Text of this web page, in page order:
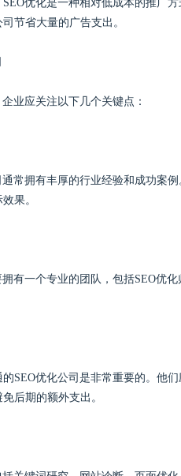
优化是一种相对低成本的推广
节省大量的广告支出。
业应关注以下几个关键点：
常拥有丰厚的行业经验和成功案
果。
有一个专业的团队，包括SEO优
SEO优化公司是非常重要的。他
后期的额外支出。